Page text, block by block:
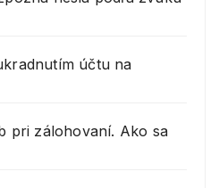
účtu na
pri zálohovaní. Ako sa